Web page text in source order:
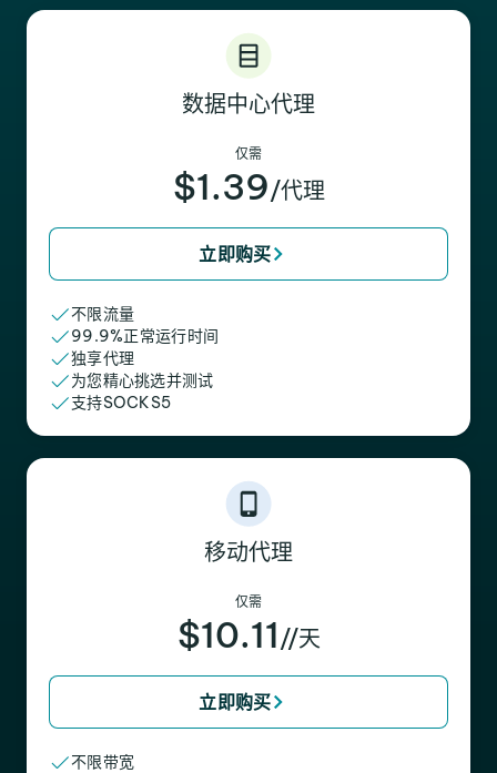
数据中心代理
仅需
$1.39/代理
立即购买
不限流量
99.9%正常运行时间
独享代理
为您精心挑选并测试
支持SOCKS5
移动代理
仅需
$10.11 //天
立即购买
不限带宽